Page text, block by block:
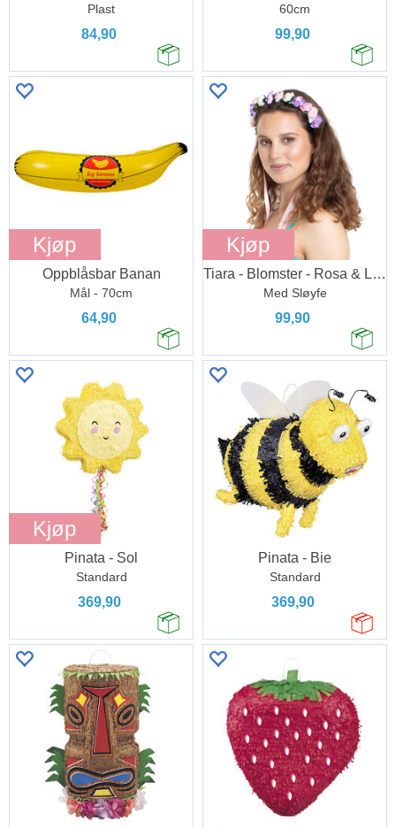
Plast
84,90
60cm
99,90
Kjøp
Oppblåsbar Banan
Mål - 70cm
64,90
Kjøp
Tiara - Blomster - Rosa & Lilla
Med Sløyfe
99,90
Kjøp
Pinata - Sol
Standard
369,90
Pinata - Bie
Standard
369,90